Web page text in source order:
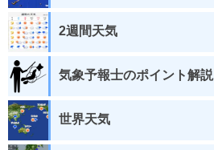
2週間天気
気象予報士のポイント解説
世界天気